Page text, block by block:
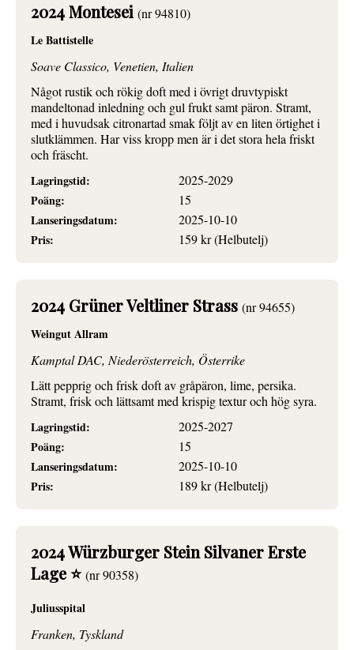
2024 Montesei (nr 94810)
Le Battistelle
Soave Classico, Venetien, Italien
Något rustik och rökig doft med i övrigt druvtypiskt
mandeltonad inledning och gul frukt samt päron. Stramt,
med i huvudsak citronartad smak följt av en liten örtighet i
slutklämmen. Har viss kropp men är i det stora hela friskt
och fräscht.
Lagringstid:
2025-2029
Poäng:
15
Lanseringsdatum:
2025-10-10
Pris:
159 kr (Helbutelj)
2024 Grüner Veltliner Strass (nr 94655)
Weingut Allram
Kamptal DAC, Niederösterreich, Österrike
Lätt pepprig och frisk doft av gråpäron, lime, persika.
Stramt, frisk och lättsamt med krispig textur och hög syra.
Lagringstid:
2025-2027
Poäng:
15
Lanseringsdatum:
2025-10-10
Pris:
189 kr (Helbutelj)
2024 Würzburger Stein Silvaner Erste
Lage ⭐(nr 90358)
Juliusspital
Franken, Tyskland